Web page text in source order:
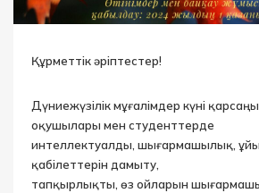
Құрметтік әріптестер!
Дүниежүзілік мұғалімдер күні
оқушылары мен студенттерде
интеллектуалды, шығармашылық,
қабілеттерін дамыту,
тапқырлықты, өз ойларын